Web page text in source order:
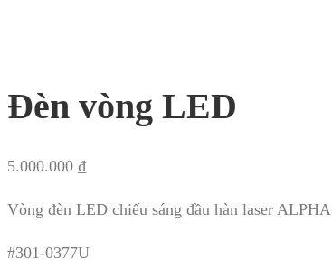
Đèn vòng LED
5.000.000 ₫
Vòng đèn LED chiếu sáng đầu hàn laser ALPHA
#301-0377U